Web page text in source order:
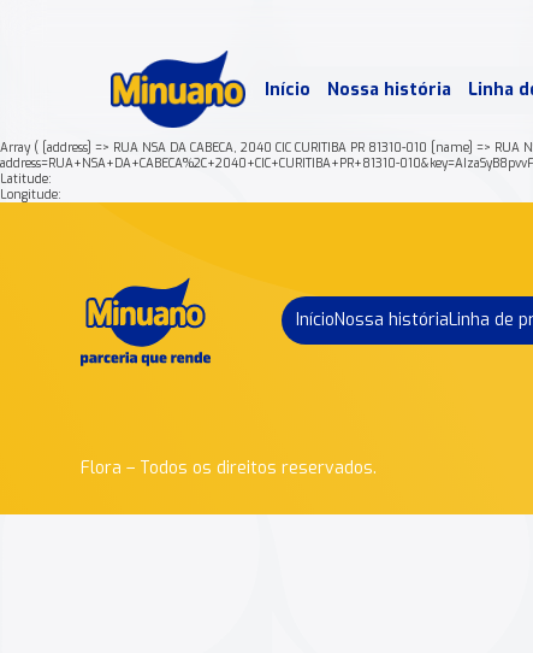
Início Nossa história Linha
Array ( [address] => RUA NSA DA CABECA, 2040 CIC CURITIBA PR 81310-010 [name] =>
address=RUA+NSA+DA+CABECA%2C+2040+CIC+CURITIBA+PR+81310-
Latitude:
Longitude:
InícioNossa históriaLinha de
Flora – Todos os direitos reservados.